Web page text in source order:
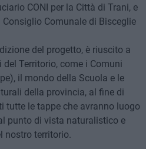
CONI per la Città di Trani, e
Consiglio Comunale di Bisceglie
del progetto, è riuscito a
Territorio, come i Comuni
il mondo della Scuola e le
della provincia, al fine di
tutte le tappe che avranno luogo
punto di vista naturalistico e
nostro territorio.